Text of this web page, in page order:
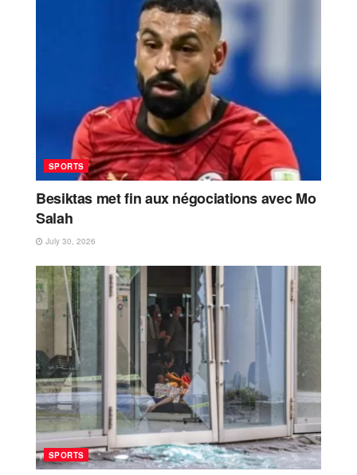
SPORTS
Besiktas met fin aux négociations avec Mo
Salah
July 30, 2026
SPORTS